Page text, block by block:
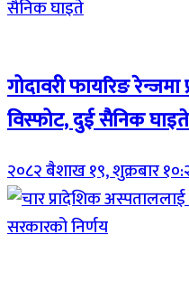
गोदावरी फायरिङ रेन्जमा
विस्फोट, दुई सैनिक घाइते
२०८२ बैशाख १९, शुक्रबार